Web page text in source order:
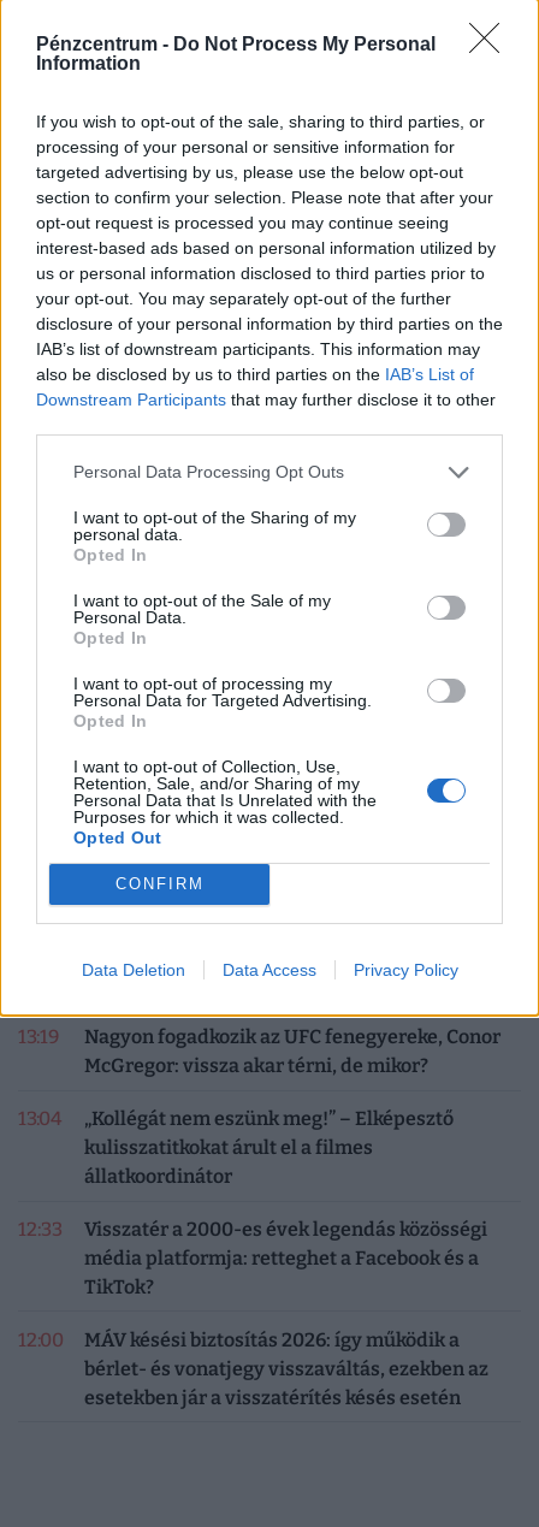
Pénzcentrum - Do Not Process My Personal
Information
If you wish to opt-out of the sale, sharing to third parties, or
processing of your personal or sensitive information for
targeted advertising by us, please use the below opt-out
section to confirm your selection. Please note that after your
opt-out request is processed you may continue seeing
interest-based ads based on personal information utilized by
us or personal information disclosed to third parties prior to
your opt-out. You may separately opt-out of the further
disclosure of your personal information by third parties on the
IAB’s list of downstream participants. This information may
also be disclosed by us to third parties on the IAB’s List of
Downstream Participants that may further disclose it to other
Personal Data Processing Opt Outs
I want to opt-out of the Sharing of my
personal data.
Opted In
I want to opt-out of the Sale of my
Personal Data.
Opted In
I want to opt-out of processing my
Personal Data for Targeted Advertising.
Opted In
I want to opt-out of Collection, Use,
Retention, Sale, and/or Sharing of my
Personal Data that Is Unrelated with the
Purposes for which it was collected.
Opted Out
CONFIRM
Data Deletion Data Access Privacy Policy
24.HU| 2021. február 10. 19:53
oldanák a korlátozásokat
A miniszterelnök szerint a járványügyi intézkedések idő
előtti lazítása súlyos következményekkel járhat.
MTI| 2021. február 10. 15:33
Megszólalt Áder János: ekkor enyhíthetnek a
korlátozásokon
HELLOVIDÉK| 2021. február 5. 11:20
Itt a bejelentés: tavasszal jöhet a nyitás
Magyarországon, két ütemben
Gulyás Gergely elmondta, a korábbi csökkenő tendencia
után jelenleg stagnálást láthatunk a járvány
alakulásában, melynek oka a vírusmutációk gyorsabb
terjedése.
PÉNZCENTRUM| 2021. február 5. 11:09
Gulyás Gergely: két ütemben nyit majd az
ország, ezek lehetnek az időpontok
Ez jó hír!
1 2 3 4 5 6 7 8
FRISS HÍREK
Elképesztő pusztítást okoz a szárazság: egyre
több európai országban kritikus a helyzet
13:19
Nagyon fogadkozik az UFC fenegyereke, Conor
McGregor: vissza akar térni, de mikor?
13:04
„Kollégát nem eszünk meg!” – Elképesztő
kulisszatitkokat árult el a filmes
állatkoordinátor
12:33
Visszatér a 2000-es évek legendás közösségi
média platformja: retteghet a Facebook és a
TikTok?
12:00
MÁV késési biztosítás 2026: így működik a
bérlet- és vonatjegy visszaváltás, ezekben az
esetekben jár a visszatérítés késés esetén